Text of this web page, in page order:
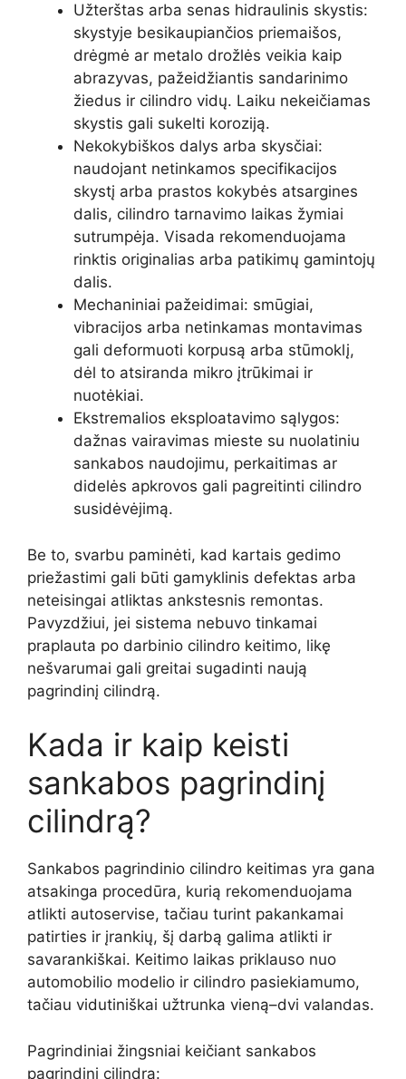
Užterštas arba senas hidraulinis skystis:
skystyje besikaupiančios priemaišos,
drėgmė ar metalo drožlės veikia kaip
abrazyvas, pažeidžiantis sandarinimo
žiedus ir cilindro vidų. Laiku nekeičiamas
skystis gali sukelti koroziją.
Nekokybiškos dalys arba skysčiai:
naudojant netinkamos specifikacijos
skystį arba prastos kokybės atsargines
dalis, cilindro tarnavimo laikas žymiai
sutrumpėja. Visada rekomenduojama
rinktis originalias arba patikimų gamintojų
dalis.
Mechaniniai pažeidimai: smūgiai,
vibracijos arba netinkamas montavimas
gali deformuoti korpusą arba stūmoklį,
dėl to atsiranda mikro įtrūkimai ir
nuotėkiai.
Ekstremalios eksploatavimo sąlygos:
dažnas vairavimas mieste su nuolatiniu
sankabos naudojimu, perkaitimas ar
didelės apkrovos gali pagreitinti cilindro
susidėvėjimą.
Be to, svarbu paminėti, kad kartais gedimo
priežastimi gali būti gamyklinis defektas arba
neteisingai atliktas ankstesnis remontas.
Pavyzdžiui, jei sistema nebuvo tinkamai
praplauta po darbinio cilindro keitimo, likę
nešvarumai gali greitai sugadinti naują
pagrindinį cilindrą.
Kada ir kaip keisti
sankabos pagrindinį
cilindrą?
Sankabos pagrindinio cilindro keitimas yra gana
atsakinga procedūra, kurią rekomenduojama
atlikti autoservise, tačiau turint pakankamai
patirties ir įrankių, šį darbą galima atlikti ir
savarankiškai. Keitimo laikas priklauso nuo
automobilio modelio ir cilindro pasiekiamumo,
tačiau vidutiniškai užtrunka vieną–dvi valandas.
Pagrindiniai žingsniai keičiant sankabos
pagrindinį cilindrą: